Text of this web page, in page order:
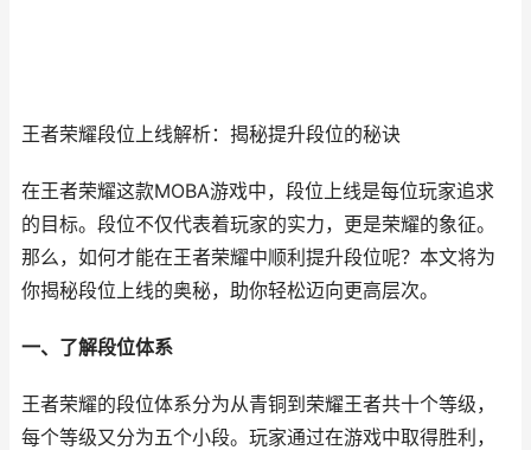
王者荣耀段位上线解析：揭秘提升段位的秘诀
在王者荣耀这款MOBA游戏中，段位上线是每位玩家追求
的目标。段位不仅代表着玩家的实力，更是荣耀的象征。
那么，如何才能在王者荣耀中顺利提升段位呢？本文将为
你揭秘段位上线的奥秘，助你轻松迈向更高层次。
一、了解段位体系
王者荣耀的段位体系分为从青铜到荣耀王者共十个等级，
每个等级又分为五个小段。玩家通过在游戏中取得胜利，